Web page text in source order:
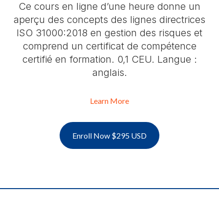
Ce cours en ligne d’une heure donne un
aperçu des concepts des lignes directrices
ISO 31000:2018 en gestion des risques et
comprend un certificat de compétence
certifié en formation. 0,1 CEU. Langue :
anglais.
Learn More
Enroll Now $295 USD